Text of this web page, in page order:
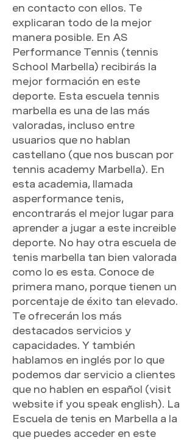
en contacto con ellos. Te
explicaran todo de la mejor
manera posible. En AS
Performance Tennis (tennis
School Marbella) recibirás la
mejor formación en este
deporte. Esta escuela tennis
marbella es una de las más
valoradas, incluso entre
usuarios que no hablan
castellano (que nos buscan por
tennis academy Marbella). En
esta academia, llamada
asperformance tenis,
encontrarás el mejor lugar para
aprender a jugar a este increible
deporte. No hay otra escuela de
tenis marbella tan bien valorada
como lo es esta. Conoce de
primera mano, porque tienen un
porcentaje de éxito tan elevado.
Te ofrecerán los más
destacados servicios y
capacidades. Y también
hablamos en inglés por lo que
podemos dar servicio a clientes
que no hablen en español (visit
website if you speak english). La
Escuela de tenis en Marbella a la
que puedes acceder en este